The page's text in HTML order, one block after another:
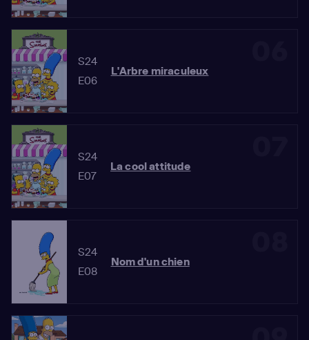
S24
E06
L'Arbre miraculeux
S24
E07
La cool attitude
S24
E08
Nom d'un chien